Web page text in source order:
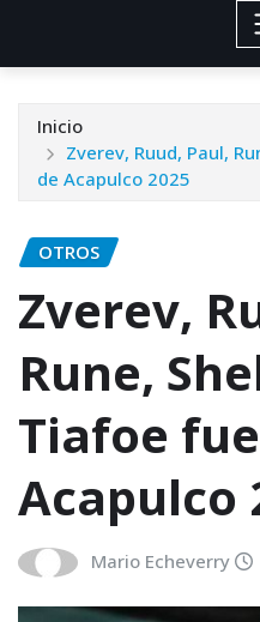
Inicio
Zverev, Ruud, Paul,
de Acapulco 2025
OTROS
Zverev,
Rune,
Tiafoe
Acapulco
Mario Echeverry